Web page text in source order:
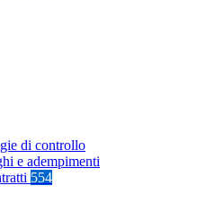
di controllo
e adempimenti
554